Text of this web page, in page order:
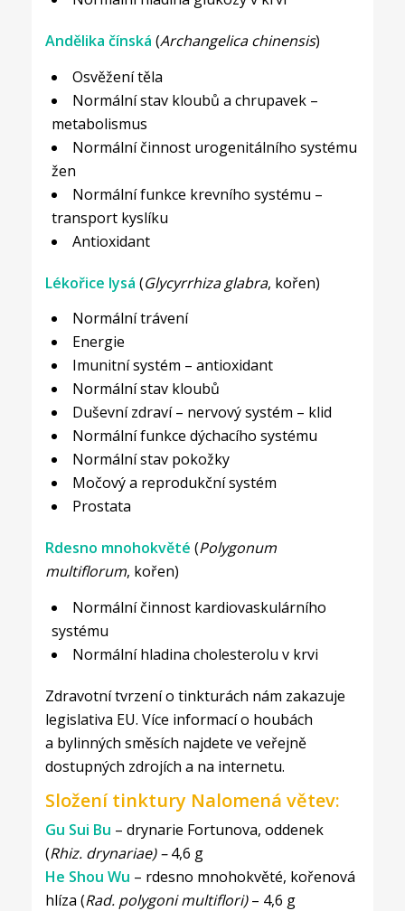
Andělika čínská (Archangelica chinensis)
Osvěžení těla
Normální stav kloubů a chrupavek –
metabolismus
Normální činnost urogenitálního systému
žen
Normální funkce krevního systému –
transport kyslíku
Antioxidant
Lékořice lysá (Glycyrrhiza glabra, kořen)
Normální trávení
Energie
Imunitní systém – antioxidant
Normální stav kloubů
Duševní zdraví – nervový systém – klid
Normální funkce dýchacího systému
Normální stav pokožky
Močový a reprodukční systém
Prostata
Rdesno mnohokvěté (Polygonum
multiflorum, kořen)
Normální činnost kardiovaskulárního
systému
Normální hladina cholesterolu v krvi
Zdravotní tvrzení o tinkturách nám zakazuje
legislativa EU. Více informací o houbách
a bylinných směsích najdete ve veřejně
dostupných zdrojích a na internetu.
Složení tinktury Nalomená větev:
Gu Sui Bu – drynarie Fortunova, oddenek
(Rhiz. drynariae) –4,6 g
He Shou Wu – rdesno mnohokvěté, kořenová
hlíza (Rad. polygoni multiflori)– 4,6 g